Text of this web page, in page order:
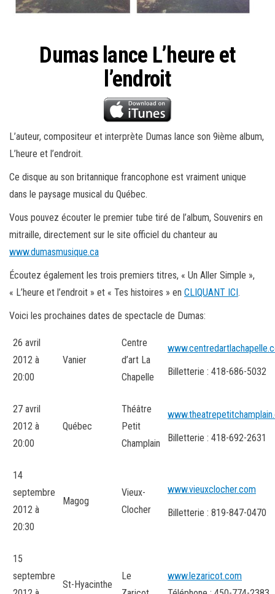
Dumas lance L’heure et
l’endroit
L’auteur, compositeur et interprète Dumas lance son 9ième album,
L’heure et l’endroit.
Ce disque au son britannique francophone est vraiment unique
dans le paysage musical du Québec.
Vous pouvez écouter le premier tube tiré de l’album, Souvenirs en
mitraille, directement sur le site officiel du chanteur au
www.dumasmusique.ca
Écoutez également les trois premiers titres, « Un Aller Simple »,
« L’heure et l’endroit » et « Tes histoires » en CLIQUANT ICI.
Voici les prochaines dates de spectacle de Dumas:
26 avril
2012 à
20:00
Vanier
Centre
d’art La
Chapelle
Billetterie : 418-686-5032
27 avril
2012 à
20:00
Québec
Théâtre
Petit
Champlain
Billetterie : 418-692-2631
14
septembre
2012 à
20:30
Magog
Vieux-
Clocher
www.vieuxclocher.com
Billetterie : 819-847-0470
15
septembre
St-Hyacinthe
Le
www.lezaricot.com